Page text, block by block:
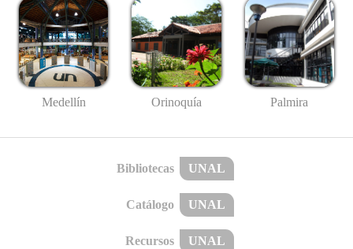
Medellín Orinoquía Palmira
Bibliotecas UNAL
Catálogo UNAL
Recursos UNAL